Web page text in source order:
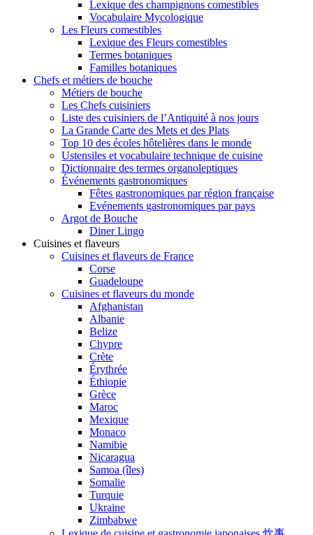
Lexique des champignons comestibles
Vocabulaire Mycologique
Les Fleurs comestibles
Lexique des Fleurs comestibles
Termes botaniques
Familles botaniques
Chefs et métiers de bouche
Métiers de bouche
Les Chefs cuisiniers
Liste des cuisiniers de l’Antiquité à nos jours
La Grande Carte des Mets et des Plats
Top 10 des écoles hôtelières dans le monde
Ustensiles et vocabulaire technique de cuisine
Dictionnaire des termes organoleptiques
Événements gastronomiques
Fêtes gastronomiques par région française
Evénements gastronomiques par pays
Argot de Bouche
Diner Lingo
Cuisines et flaveurs
Cuisines et flaveurs de France
Corse
Guadeloupe
Cuisines et flaveurs du monde
Afghanistan
Albanie
Belize
Chypre
Crète
Érythrée
Éthiopie
Grèce
Maroc
Mexique
Monaco
Namibie
Nicaragua
Samoa (îles)
Somalie
Turquie
Ukraine
Zimbabwe